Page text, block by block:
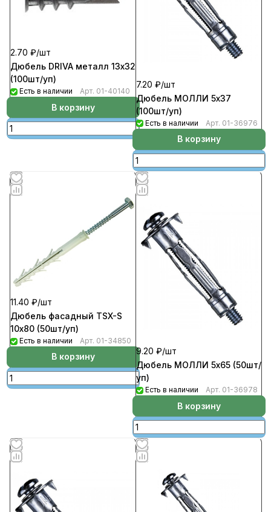
2.70 ₽/шт
Дюбель DRIVA металл 13х32
(100шт/уп)
Есть в наличии Арт. 01-40140
В корзину
7.20 ₽/шт
Дюбель МОЛЛИ 5х37
(100шт/уп)
Есть в наличии Арт. 01-36976
В корзину
11.40 ₽/шт
Дюбель фасадный TSX-S
10х80 (50шт/уп)
Есть в наличии Арт. 01-34850
В корзину
9.20 ₽/шт
Дюбель МОЛЛИ 5х65 (50шт/
уп)
Есть в наличии Арт. 01-36978
В корзину